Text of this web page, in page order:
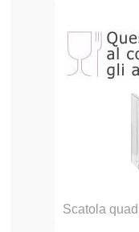
Scatola